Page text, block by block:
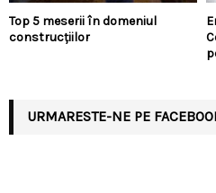
Top 5 meserii în domeniul
construcțiilor
URMARESTE-NE PE